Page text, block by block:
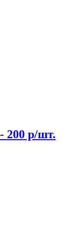
200 р/шт.